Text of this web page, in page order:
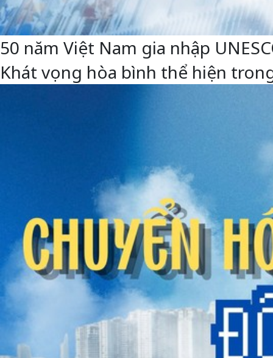
50 năm Việt Nam gia nhập
Khát vọng hòa bình thể hiện